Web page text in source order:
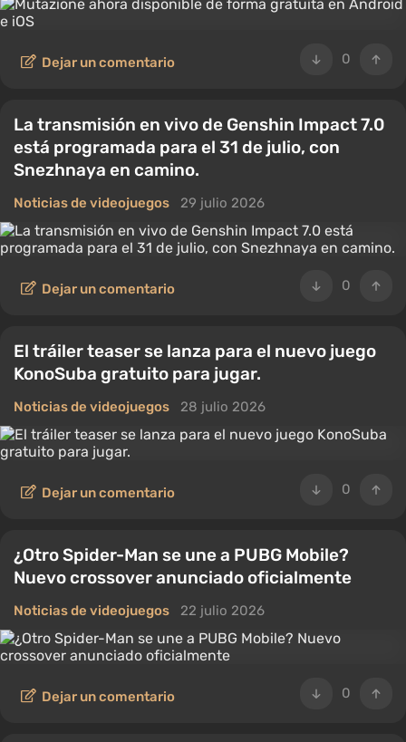
0
Dejar un comentario
La transmisión en vivo de Genshin Impact 7.0
está programada para el 31 de julio, con
Snezhnaya en camino.
Noticias de videojuegos 29 julio 2026
0
Dejar un comentario
El tráiler teaser se lanza para el nuevo juego
KonoSuba gratuito para jugar.
Noticias de videojuegos 28 julio 2026
0
Dejar un comentario
¿Otro Spider-Man se une a PUBG Mobile?
Nuevo crossover anunciado oficialmente
Noticias de videojuegos 22 julio 2026
0
Dejar un comentario